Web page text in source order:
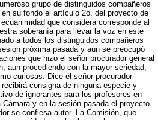
grupo de distinguidos compañeros
su fondo el artículo 2o. del proyecto de
que considera corresponde al
soberanía para llevar la voz en este
a todos los distinguidos compañeros
próxima pasada y aun se preocupó
que hizo el señor procurador general
aun procediendo con la mayor seriedad,
curiosas. Dice el señor procurador
consigna de ninguna especie y
de ignorantes para los profesores en
y en la sesión pasada el proyecto
se confiesa autor. La Comisión, que